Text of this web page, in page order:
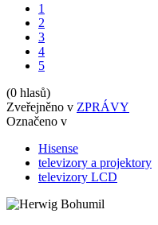
1
2
3
4
5
(0 hlasů)
Zveřejněno v ZPRÁVY
Označeno v
Hisense
televizory a projektory
televizory LCD